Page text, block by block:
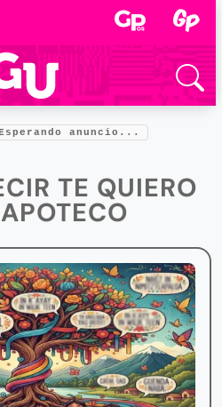
anuncio...
TE QUIERO